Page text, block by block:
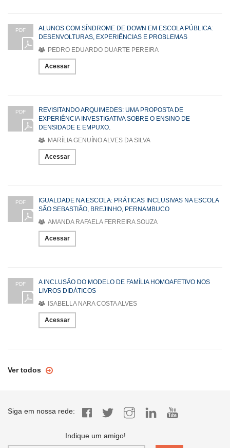
PDF
ALUNOS COM SÍNDROME DE DOWN EM ESCOLA PÚBLICA:
DESENVOLTURAS, EXPERIÊNCIAS E PROBLEMAS
PEDRO EDUARDO DUARTE PEREIRA
Acessar
PDF
REVISITANDO ARQUIMEDES: UMA PROPOSTA DE
EXPERIÊNCIA INVESTIGATIVA SOBRE O ENSINO DE
DENSIDADE E EMPUXO.
MARÍLIA GENUÍNO ALVES DA SILVA
Acessar
PDF
IGUALDADE NA ESCOLA: PRÁTICAS INCLUSIVAS NA ESCOLA
SÃO SEBASTIÃO, BREJINHO, PERNAMBUCO
AMANDA RAFAELA FERREIRA SOUZA
Acessar
PDF
A INCLUSÃO DO MODELO DE FAMÍLIA HOMOAFETIVO NOS
LIVROS DIDÁTICOS
ISABELLA NARA COSTA ALVES
Acessar
Ver todos
Siga em nossa rede:
Indique um amigo!